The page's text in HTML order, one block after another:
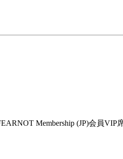
Membership (JP)会員